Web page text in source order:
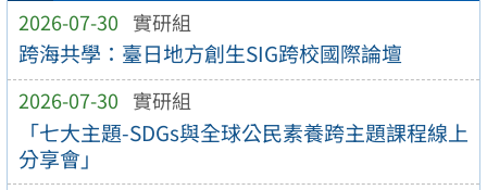
2026-07-30 實研組
跨海共學：臺日地方創生SIG跨校國際論壇
2026-07-30 實研組
「七大主題-SDGs與全球公民素養跨主題課程線上
分享會」